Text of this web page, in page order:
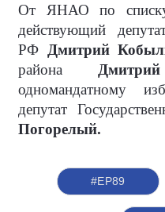
От ЯНАО по
действующий
РФ
Дмитрий
района
одномандатному
депутат
Погорелый.
#ЕР89